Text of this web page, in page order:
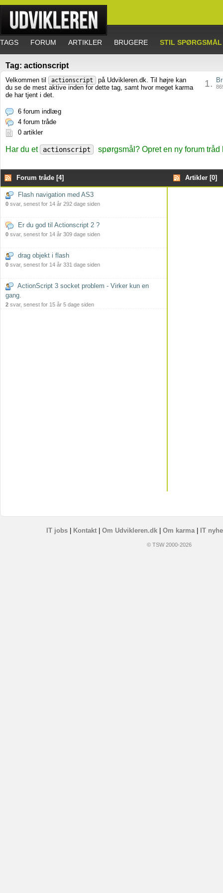
TAGS FORUM ARTIKLER BRUGERE STIL SPØRGSMÅL
Tag: actionscript
Velkommen til actionscript
på Udvikleren.dk. Til højre kan
du se de mest aktive inden for dette tag, samt hvor meget karma
de har tjent i det.
6 forum indlæg
4 forum tråde
0 artikler
1.
Har du et actionscript spørgsmål? Opret en ny forum tråd
Forum tråde [4] Artikler [0]
Flash navigation med AS3
0 svar, senest for 14 år 292 dage siden
Er du god til Actionscript 2 ?
0 svar, senest for 14 år 309 dage siden
drag objekt i flash
0 svar, senest for 14 år 331 dage siden
ActionScript 3 socket problem - Virker kun en
gang.
2 svar, senest for 15 år 5 dage siden
IT jobs| Kontakt| Om Udvikleren.dk| Om karma| IT
© TSW 2000-2026